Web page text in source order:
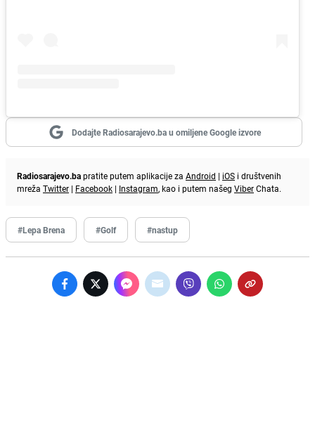
Dodajte Radiosarajevo.ba u omiljene Google izvore
Radiosarajevo.bapratite putem aplikacije za Android | iOS i društvenih
mreža Twitter | Facebook | Instagram, kao i putem našeg ViberChata.
#Lepa Brena #Golf #nastup